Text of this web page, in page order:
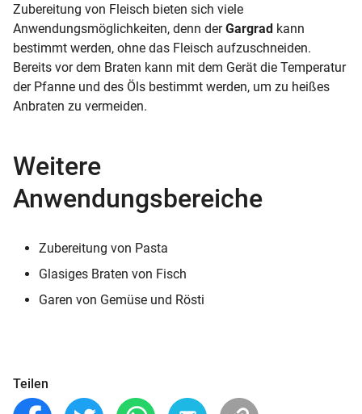
Zubereitung von Fleisch bieten sich viele
Anwendungsmöglichkeiten, denn der Gargrad kann
bestimmt werden, ohne das Fleisch aufzuschneiden.
Bereits vor dem Braten kann mit dem Gerät die Temperatur
der Pfanne und des Öls bestimmt werden, um zu heißes
Anbraten zu vermeiden.
Weitere
Anwendungsbereiche
Zubereitung von Pasta
Glasiges Braten von Fisch
Garen von Gemüse und Rösti
Teilen